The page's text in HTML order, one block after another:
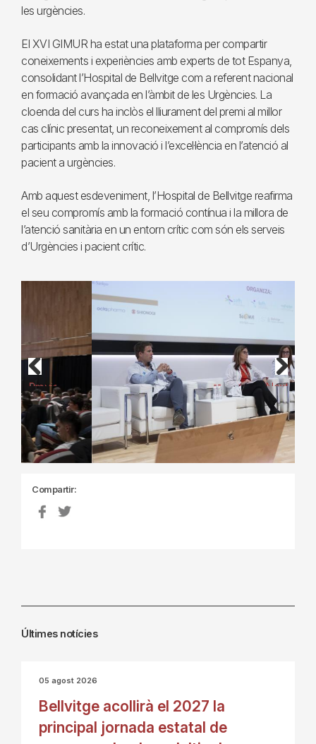
les urgències.
El XVI GIMUR ha estat una plataforma per compartir
coneixements i experiències amb experts de tot Espanya,
consolidant l’Hospital de Bellvitge com a referent nacional
en formació avançada en l’àmbit de les Urgències. La
cloenda del curs ha inclòs el lliurament del premi al millor
cas clínic presentat, un reconeixement al compromís dels
participants amb la innovació i l’excel·lència en l’atenció al
pacient a urgències.
Amb aquest esdeveniment, l’Hospital de Bellvitge reafirma
el seu compromís amb la formació contínua i la millora de
l’atenció sanitària en un entorn crític com són els serveis
d’Urgències i pacient crític.
Previous Next
Compartir:
Últimes notícies
05 agost 2026
Bellvitge acollirà el 2027 la
principal jornada estatal de